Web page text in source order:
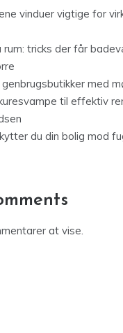
vinduer vigtige for
rum: tricks der får
med
til effektiv
du din bolig mod
at vise.